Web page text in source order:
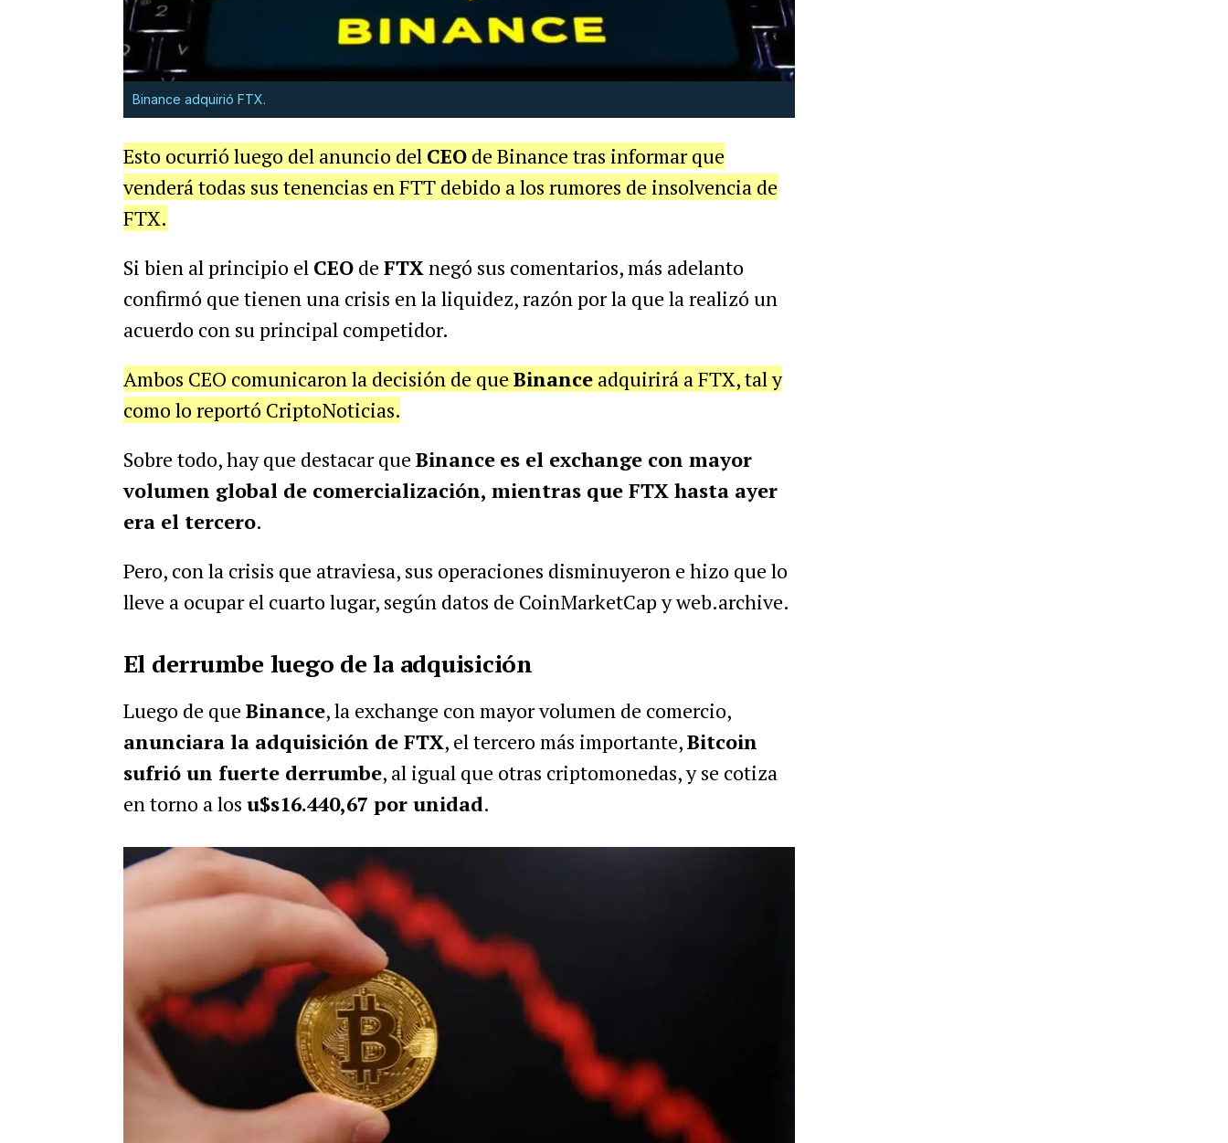
Binance adquirió FTX.
Esto ocurrió luego del anuncio del CEOde Binance tras informar que
venderá todas sus tenencias en FTT debido a los rumores de insolvencia de
FTX.
Si bien al principio el CEOde FTXnegó sus comentarios, más adelanto
confirmó que tienen una crisis en la liquidez, razón por la que la realizó un
acuerdo con su principal competidor.
Ambos CEO comunicaron la decisión de que Binanceadquirirá a FTX, tal y
como lo reportó CriptoNoticias.
Sobre todo, hay que destacar que Binance es el exchange con mayor
volumen global de comercialización, mientras que FTX hasta ayer
era el tercero.
Pero, con la crisis que atraviesa, sus operaciones disminuyeron e hizo que lo
lleve a ocupar el cuarto lugar, según datos de CoinMarketCap y web.archive.
El derrumbe luego de la adquisición
Luego de que Binance, la exchange con mayor volumen de comercio,
anunciara la adquisición de FTX, el tercero más importante,Bitcoin
sufrió un fuerte derrumbe, al igual que otras criptomonedas, y se cotiza
en torno a los u$s16.440,67 por unidad.